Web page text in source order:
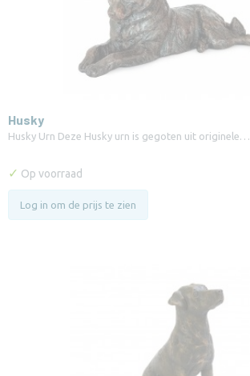
Husky
Husky Urn Deze Husky urn is gegoten uit originele…
✓ Op voorraad
Log in om de prijs te zien